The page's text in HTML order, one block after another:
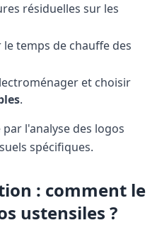
résiduelles sur les
temps de chauffe des
et choisir
.
l'analyse des logos
spécifiques.
: comment le
ustensiles ?